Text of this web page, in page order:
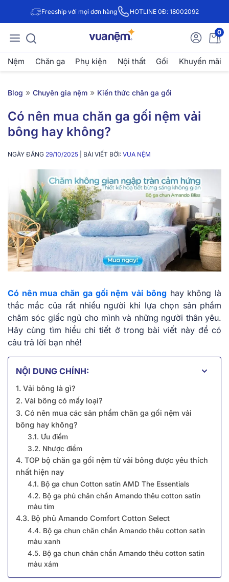
Freeship với mọi đơn hàng HOTLINE 0Đ: 18002092
0
Nệm Chăn ga Phụ kiện Nội thất Gối Khuyến mãi
Blog » Chuyên gia nệm » Kiến thức chăn ga gối
Có nên mua chăn ga gối nệm vải
bông hay không?
NGÀY ĐĂNG 29/10/2025 | BÀI VIẾT BỞI: VUA NỆM
Có nên mua chăn ga gối nệm vải bônghay không là
thắc mắc của rất nhiều người khi lựa chọn sản phẩm
chăm sóc giấc ngủ cho mình và những người thân yêu.
Hãy cùng tìm hiểu chi tiết ở trong bài viết này để có
câu trả lời bạn nhé!
NỘI DUNG CHÍNH:
1. Vải bông là gì?
2. Vải bông có mấy loại?
3. Có nên mua các sản phẩm chăn ga gối nệm vải
bông hay không?
3.1. Ưu điểm
3.2. Nhược điểm
4. TOP bộ chăn ga gối nệm từ vải bông được yêu thích
nhất hiện nay
4.1. Bộ ga chun Cotton satin AMD The Essentials
4.2. Bộ ga phủ chăn chần Amando thêu cotton satin
màu tím
4.3. Bộ phủ Amando Comfort Cotton Select
4.4. Bộ ga chun chăn chần Amando thêu cotton satin
màu xanh
4.5. Bộ ga chun chăn chần Amando thêu cotton satin
màu xám